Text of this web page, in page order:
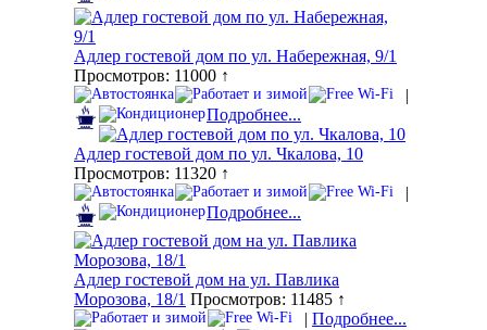
Адлер гостевой дом по ул. Набережная, 9/1
Просмотров: 11000 ↑
|
Подробнее...
Адлер гостевой дом по ул. Чкалова, 10
Просмотров: 11320 ↑
|
Подробнее...
Адлер гостевой дом на ул. Павлика
Морозова, 18/1 Просмотров: 11485 ↑
| Подробнее...